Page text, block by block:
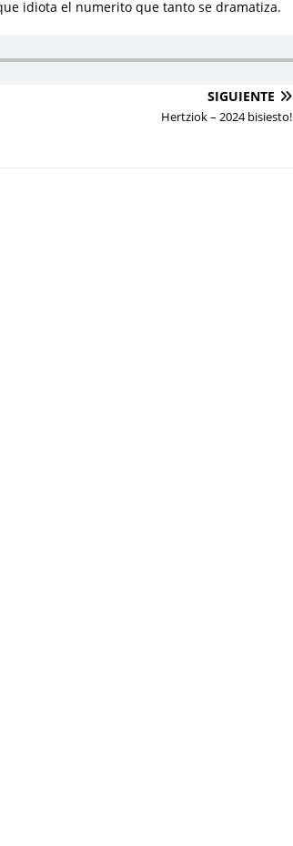
idiota el numerito que tanto se dramatiza.
SIGUIENTE
Hertziok – 2024 bisiesto!